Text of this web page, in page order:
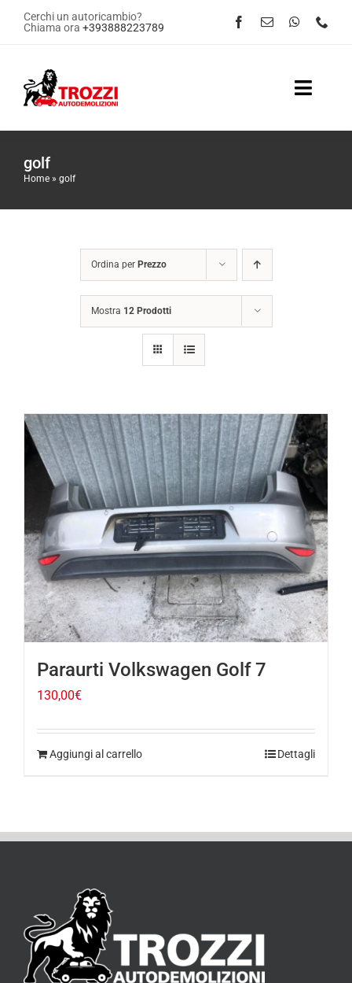
SaltaCerchi un autoricambio?
Chiama ora +393888223789
Toggle
golf
Home » golf
Ordina per Prezzo
Mostra 12 Prodotti
Paraurti Volkswagen Golf 7
130,00€
Aggiungi al carrello Dettagli